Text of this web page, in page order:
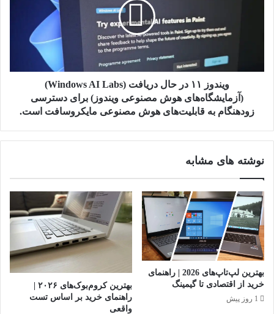
(آزمایشگاه‌های
مصنوعی
ویندوز)
به
مصنوعی
مایکروسافت
است.
ویندوز ۱۱ در حال دریافت (Windows AI Labs)
(آزمایشگاه‌های هوش مصنوعی ویندوز) برای دسترسی
زودهنگام به قابلیت‌های هوش مصنوعی مایکروسافت است.
نوشته های مشابه
بهترین لپ‌تاپ‌های 2026 | راهنمای
خرید از اقتصادی تا گیمینگ
1 روز پیش
راهنمای خرید بر اساس تست
واقعی